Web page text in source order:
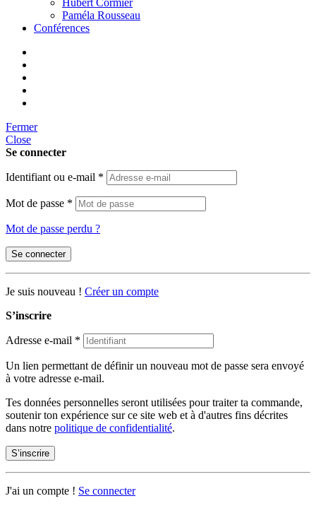
Hubert Cormier
Paméla Rousseau
Conférences
Fermer
Close
Se connecter
Identifiant ou e-mail *
Mot de passe *
Mot de passe perdu ?
Se connecter
Je suis nouveau ! Créer un compte
S’inscrire
Adresse e-mail *
Un lien permettant de définir un nouveau mot de passe sera envoyé
à votre adresse e-mail.
Tes données personnelles seront utilisées pour traiter ta commande,
soutenir ton expérience sur ce site web et à d'autres fins décrites
dans notre politique de confidentialité.
S’inscrire
J'ai un compte ! Se connecter